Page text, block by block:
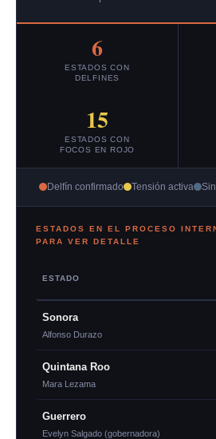
6
ESTADOS CON
DELFINES
15
ESTADOS CON
FOCOS EN ROJO
Delfín confirmado Tensión activa
ESTADOS EN EL PROCESO
PARA VER DETALLE
ESTADO
Sonora
Alfonso Durazo
Quintana Roo
Mara Lezama
Guerrero
Evelyn Salgado (gobernadora)